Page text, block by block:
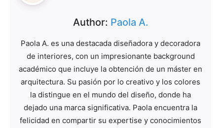
Author: Paola A.
Paola A. es una destacada diseñadora y decoradora
de interiores, con un impresionante background
académico que incluye la obtención de un máster en
arquitectura. Su pasión por lo creativo y los colores
la distingue en el mundo del diseño, donde ha
dejado una marca significativa. Paola encuentra la
felicidad en compartir su expertise y conocimientos